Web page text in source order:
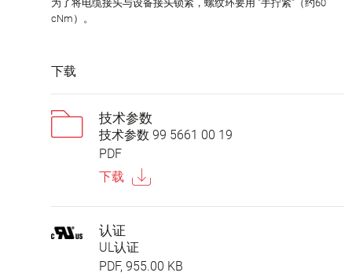
为了将电缆接头与设备接头锁紧，螺纹环要用 "手拧紧"（约60
cNm）。
下载
技术参数
技术参数 99 5661 00 19
PDF
下载
认证
UL认证
PDF, 955.00 KB